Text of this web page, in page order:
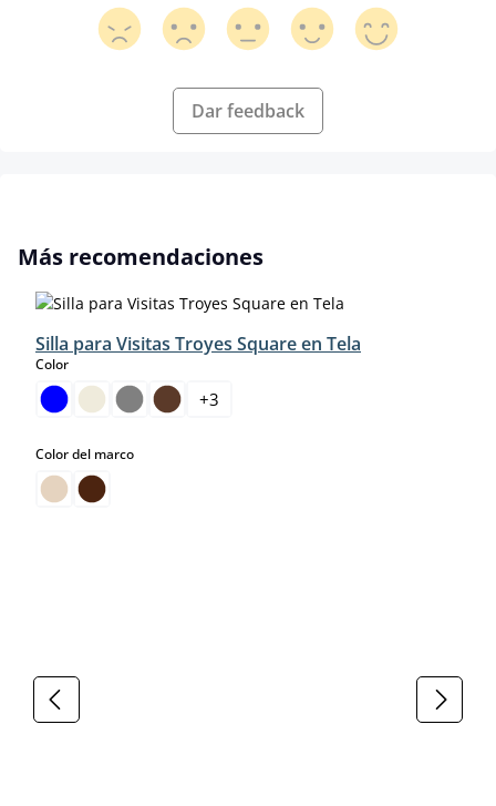
Dar feedback
Omitir la galería de productos
Más recomendaciones
Silla para Visitas Troyes Square en Tela
Colorselect
+3
Color del marcoselect